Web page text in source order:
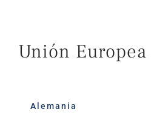
Unión Europea
Alemania